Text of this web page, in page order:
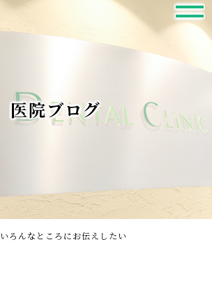
医院ブログ
いろんなところにお伝えしたい